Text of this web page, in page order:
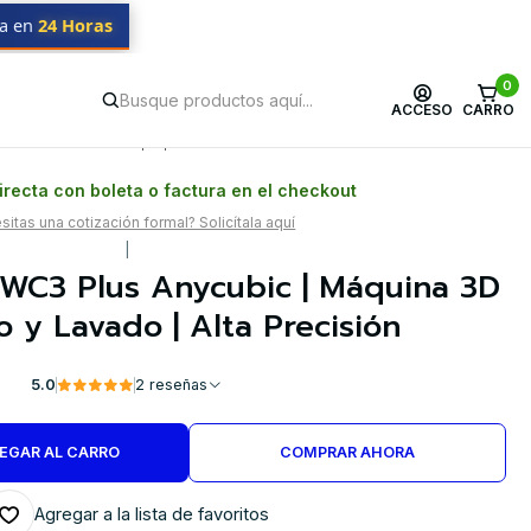
ACCESO
0
CARRO
en 24 Horas
con boleta o factura en el checkout
una cotización formal? Solicítala aquí
Plus Anycubic | Máquina 3D
y Lavado | Alta Precisión
5.0 2 reseñas
AL CARRO COMPRAR AHORA
Agregar a la lista de favoritos